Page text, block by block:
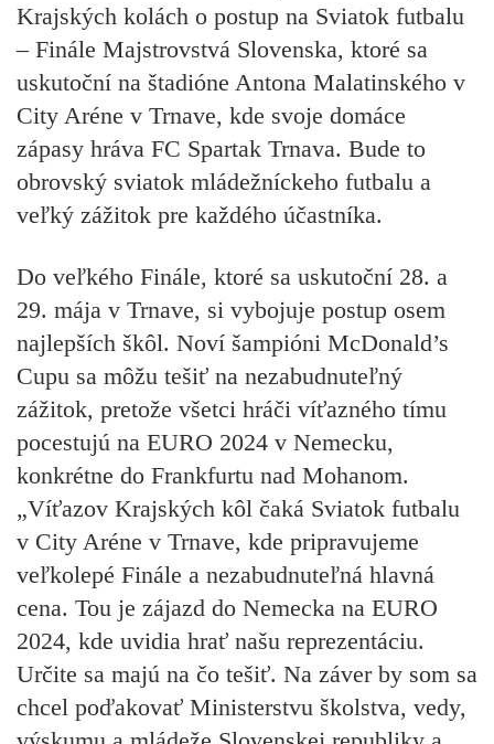
Krajských kolách o postup na Sviatok futbalu
– Finále Majstrovstvá Slovenska, ktoré sa
uskutoční na štadióne Antona Malatinského v
City Aréne v Trnave, kde svoje domáce
zápasy hráva FC Spartak Trnava. Bude to
obrovský sviatok mládežníckeho futbalu a
veľký zážitok pre každého účastníka.
Do veľkého Finále, ktoré sa uskutoční 28. a
29. mája v Trnave, si vybojuje postup osem
najlepších škôl. Noví šampióni McDonald’s
Cupu sa môžu tešiť na nezabudnuteľný
zážitok, pretože všetci hráči víťazného tímu
pocestujú na EURO 2024 v Nemecku,
konkrétne do Frankfurtu nad Mohanom.
„Víťazov Krajských kôl čaká Sviatok futbalu
v City Aréne v Trnave, kde pripravujeme
veľkolepé Finále a nezabudnuteľná hlavná
cena. Tou je zájazd do Nemecka na EURO
2024, kde uvidia hrať našu reprezentáciu.
Určite sa majú na čo tešiť. Na záver by som sa
chcel poďakovať Ministerstvu školstva, vedy,